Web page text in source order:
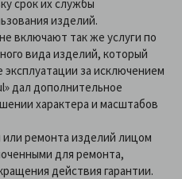
срок их службы
изделий.
включают так же услуги по
вида изделий, который
эксплуатации за исключением
дал дополнительное
характера и масштабов
ремонта изделий лицом
для ремонта,
действия гарантии.